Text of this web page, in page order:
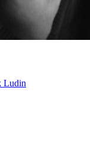
Ludin